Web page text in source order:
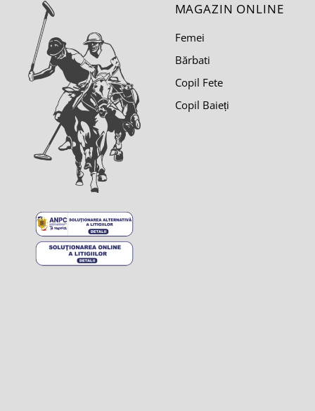
MAGAZIN ONLINE
Femei
Bărbati
Copil Fete
Copil Baieți